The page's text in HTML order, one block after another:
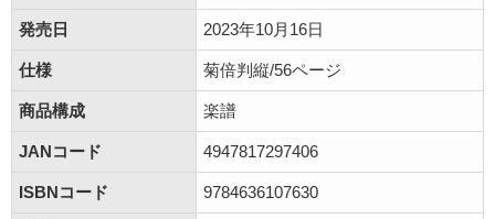
発売日 2023年10月16日
仕様 菊倍判縦/56ページ
商品構成 楽譜
JANコード 4947817297406
ISBNコード 9784636107630